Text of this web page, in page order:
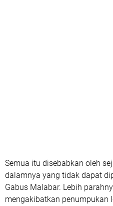
Semua itu disebabkan oleh
dalamnya yang tidak dapat
Gabus Malabar. Lebih
mengakibatkan penumpukan